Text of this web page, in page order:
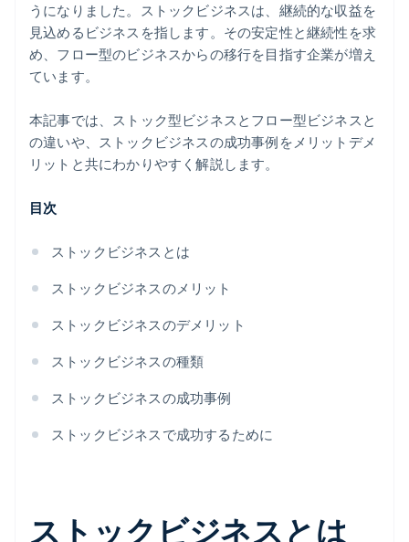
保険型
インフラ型
うになりました。ストックビジネスは、継続的な収益を
見込めるビジネスを指します。その安定性と継続性を求
め、フロー型のビジネスからの移行を目指す企業が増え
ています。
本記事では、ストック型ビジネスとフロー型ビジネスと
の違いや、ストックビジネスの成功事例をメリットデメ
リットと共にわかりやすく解説します。
目次
ストックビジネスとは
ストックビジネスのメリット
ストックビジネスのデメリット
ストックビジネスの種類
ストックビジネスの成功事例
ストックビジネスで成功するために
ストックビジネスとは